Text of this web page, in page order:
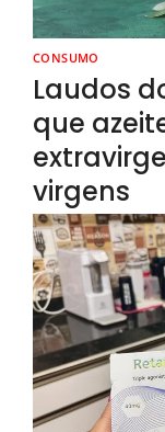
CONSUMO
Laudos
que
virgens